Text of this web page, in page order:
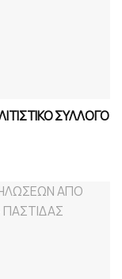
ΣΥΛΛΟΓΟ